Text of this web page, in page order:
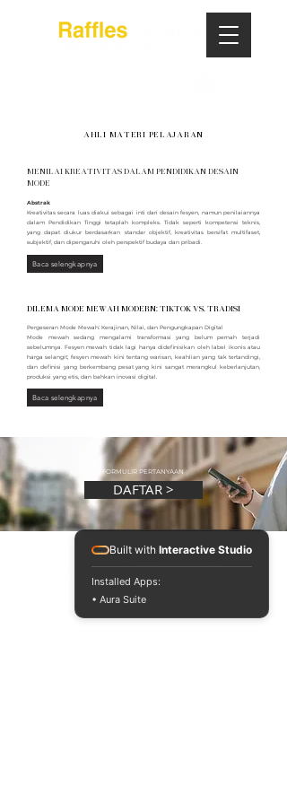
AHLI MATERI PELAJARAN
MENILAI KREATIVITAS DALAM PENDIDIKAN DESAIN
MODE
Abstrak
Kreativitas secara luas diakui sebagai inti dari desain fesyen, namun penilaiannya
dalam Pendidikan Tinggi tetaplah kompleks. Tidak seperti kompetensi teknis,
yang dapat diukur berdasarkan standar objektif, kreativitas bersifat multifaset,
subjektif, dan dipengaruhi oleh perspektif budaya dan pribadi.
Baca selengkapnya
DILEMA MODE MEWAH MODERN: TIKTOK VS. TRADISI
Pergeseran Mode Mewah: Kerajinan, Nilai, dan Pengungkapan Digital
Mode mewah sedang mengalami transformasi yang belum pernah terjadi
sebelumnya. Fesyen mewah tidak lagi hanya didefinisikan oleh label ikonis atau
harga selangit; fesyen mewah kini tentang warisan, keahlian yang tak tertandingi,
dan definisi yang berkembang pesat yang kini sangat merangkul keberlanjutan,
produksi yang etis, dan bahkan inovasi digital.
Baca selengkapnya
FORMULIR PERTANYAAN
DAFTAR >
RAFFLES
Built with Interactive Studio
Installed Apps:
• Aura Suite